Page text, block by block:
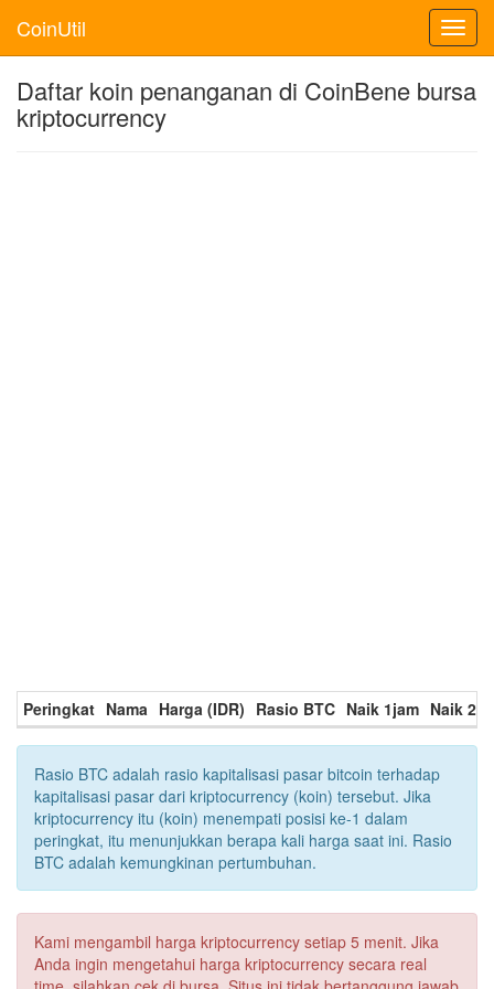
CoinUtil
Daftar koin penanganan di CoinBene bursa
kriptocurrency
Peringkat Nama Harga (IDR) Rasio BTC Naik 1jam Naik
Rasio BTC adalah rasio kapitalisasi pasar bitcoin terhadap
kapitalisasi pasar dari kriptocurrency (koin) tersebut. Jika
kriptocurrency itu (koin) menempati posisi ke-1 dalam
peringkat, itu menunjukkan berapa kali harga saat ini. Rasio
BTC adalah kemungkinan pertumbuhan.
Kami mengambil harga kriptocurrency setiap 5 menit. Jika
Anda ingin mengetahui harga kriptocurrency secara real